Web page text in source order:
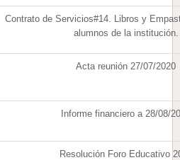
Contrato de Servicios#14. Libros y
alumnos de la institución.
Acta reunión 27/07/2020
Informe financiero a 28/08/
Resolución Foro Educativo